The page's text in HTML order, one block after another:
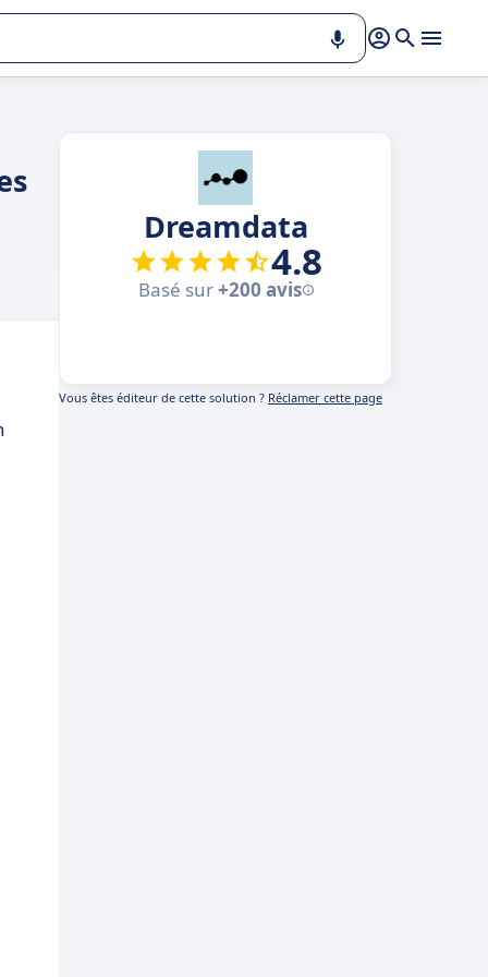
Dreamdata
4.8
Basé sur+200 avis
Vous êtes éditeur de cette solution ? Réclamer cette page